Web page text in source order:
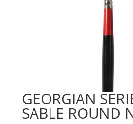
GEORGIAN
SABLE ROUND